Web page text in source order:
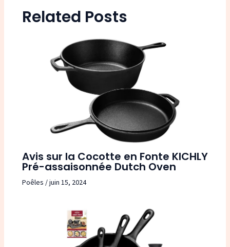
Related Posts
Avis sur la Cocotte en Fonte KICHLY
Pré-assaisonnée Dutch Oven
Poêles /juin 15, 2024